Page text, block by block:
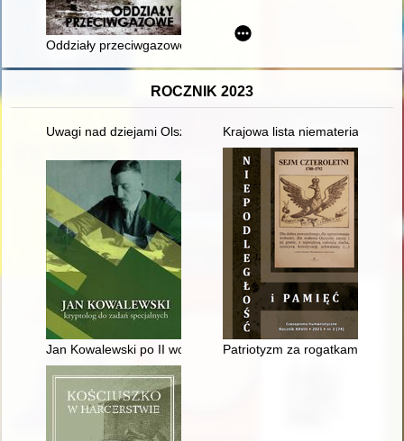
Oddziały przeciwgazowe
ROCZNIK 2023
Uwagi nad dziejami Olszowy w średniowieczu i wczesnej
Krajowa lista niematerialnego
Jan Kowalewski po II wojnie światowej : "East Europe and
Patriotyzm za rogatkami